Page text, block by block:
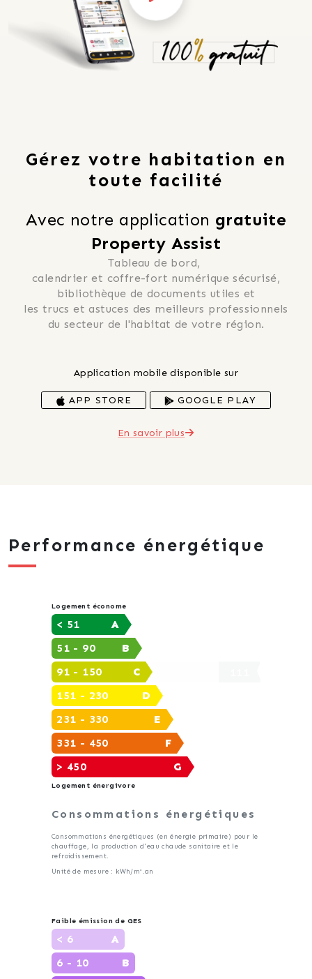
Gérez votre habitation en
toute facilité
Avec notre application gratuite
Property Assist
Tableau de bord,
calendrier et coffre-fort numérique sécurisé,
bibliothèque de documents utiles et
du secteur de l'habitat de votre région.
Application mobile disponible sur
APP STORE GOOGLE PLAY
En savoir plus
Performance énergétique
Logement économe
A
< 51
B
51 - 90
C
91 - 150
D
151 - 230
E
231 - 330
F
331 - 450
G
> 450
Logement énergivore
Consommations énergétiques
Consommations énergétiques (en énergie primaire) pour le
chauffage, la production d'eau chaude sanitaire et le
refroidissement.
Unité de mesure : kWh/m².an
Faible émission de GES
A
< 6
B
6 - 10